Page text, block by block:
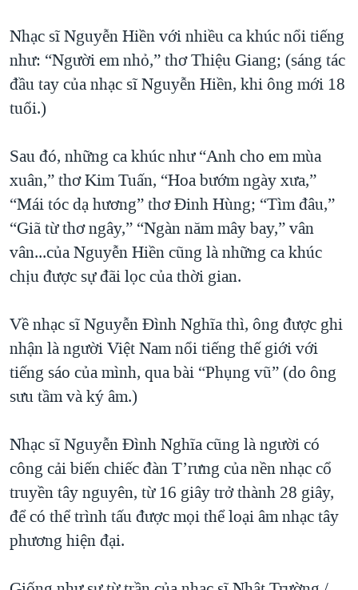
Nhạc sĩ Nguyễn Hiền với nhiều ca khúc nổi tiếng
như: “Người em nhỏ,” thơ Thiệu Giang; (sáng tác
đầu tay của nhạc sĩ Nguyễn Hiền, khi ông mới 18
tuổi.)
Sau đó, những ca khúc như “Anh cho em mùa
xuân,” thơ Kim Tuấn, “Hoa bướm ngày xưa,”
“Mái tóc dạ hương” thơ Đinh Hùng; “Tìm đâu,”
“Giã từ thơ ngây,” “Ngàn năm mây bay,” vân
vân...của Nguyễn Hiền cũng là những ca khúc
chịu được sự đãi lọc của thời gian.
Về nhạc sĩ Nguyễn Đình Nghĩa thì, ông được ghi
nhận là người Việt Nam nổi tiếng thế giới với
tiếng sáo của mình, qua bài “Phụng vũ” (do ông
sưu tầm và ký âm.)
Nhạc sĩ Nguyễn Đình Nghĩa cũng là người có
công cải biến chiếc đàn T’rưng của nền nhạc cổ
truyền tây nguyên, từ 16 giây trở thành 28 giây,
để có thể trình tấu được mọi thể loại âm nhạc tây
phương hiện đại.